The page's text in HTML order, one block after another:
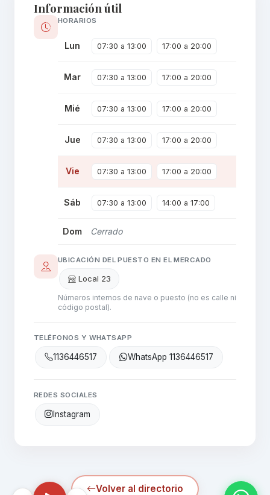
Información útil
HORARIOS
Lun 07:30 a 13:00 17:00 a 20:00
Mar 07:30 a 13:00 17:00 a 20:00
Mié 07:30 a 13:00 17:00 a 20:00
Jue 07:30 a 13:00 17:00 a 20:00
Vie 07:30 a 13:00 17:00 a 20:00
Sáb 07:30 a 13:00 14:00 a 17:00
Dom Cerrado
UBICACIÓN DEL PUESTO EN EL MERCADO
Local 23
Números internos de nave o puesto (no es calle ni
código postal).
TELÉFONOS Y WHATSAPP
1136446517 WhatsApp 1136446517
REDES SOCIALES
Instagram
Volver al directorio